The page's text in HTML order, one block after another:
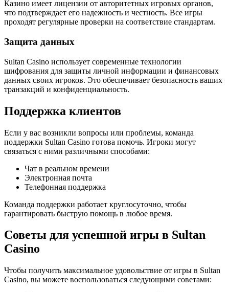
Казино имеет лицензии от авторитетных игровых органов,
что подтверждает его надежность и честность. Все игры
проходят регулярные проверки на соответствие стандартам.
Защита данных
Sultan Casino использует современные технологии
шифрования для защиты личной информации и финансовых
данных своих игроков. Это обеспечивает безопасность ваших
транзакций и конфиденциальность.
Поддержка клиентов
Если у вас возникли вопросы или проблемы, команда
поддержки Sultan Casino готова помочь. Игроки могут
связаться с ними различными способами:
Чат в реальном времени
Электронная почта
Телефонная поддержка
Команда поддержки работает круглосуточно, чтобы
гарантировать быструю помощь в любое время.
Советы для успешной игры в Sultan
Casino
Чтобы получить максимальное удовольствие от игры в Sultan
Casino, вы можете воспользоваться следующими советами: